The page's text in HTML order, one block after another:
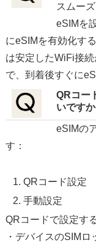
スムー
eSIMを
にeSIMを有効化す
は安定したWiFi接
で、到着後すぐに
QRコー
いですか
eSIMの
す：
QRコード設定
手動設定
QRコードで設定す
・デバイスのSIM